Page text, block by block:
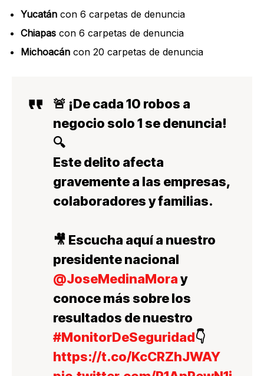
Yucatán con 6 carpetas de denuncia
Chiapas con 6 carpetas de denuncia
Michoacán con 20 carpetas de denuncia
🚨 ¡De cada 10 robos a
negocio solo 1 se denuncia!
🔍
Este delito afecta
gravemente a las empresas,
colaboradores y familias.
🎥 Escucha aquí a nuestro
presidente nacional
@JoseMedinaMoray
conoce más sobre los
resultados de nuestro
#MonitorDeSeguridad👇
https://t.co/KcCRZhJWAY